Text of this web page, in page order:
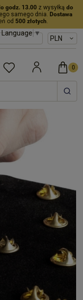
godz. 13.00z wysyłką do
samego dnia. Dostawa
od 500 złotych.
▼